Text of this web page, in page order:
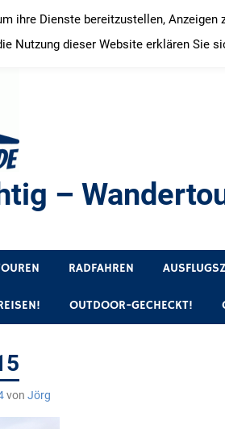
–
RADFAHREN
OUTDOOR-GECHECKT!
von Jörg
ihre Dienste bereitzustellen,
Nutzung dieser Website erklären Sie